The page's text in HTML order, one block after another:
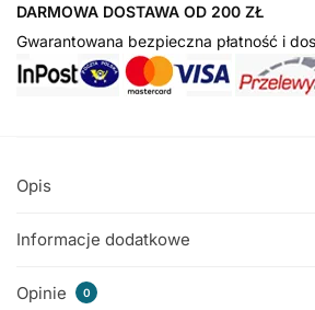
DARMOWA DOSTAWA OD 200 ZŁ
Gwarantowana bezpieczna płatność i
Opis
Informacje dodatkowe
Opinie 0